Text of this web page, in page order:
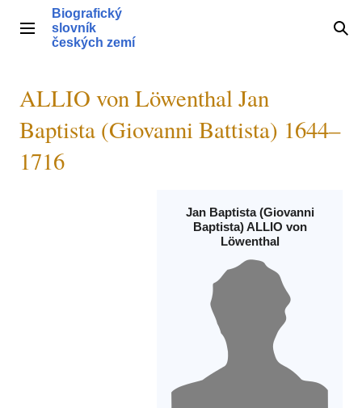
obsahHlavní menu
Biografický
slovník
českých zemí
ALLIO von Löwenthal Jan
Baptista (Giovanni Battista) 1644–
1716
Jan Baptista (Giovanni
Baptista) ALLIO von
Löwenthal